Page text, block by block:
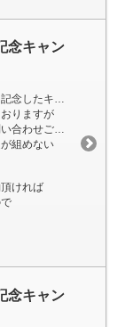
念キャン
ャンペーンの
りますが
せご依頼が
組めない
ければ
念キャン